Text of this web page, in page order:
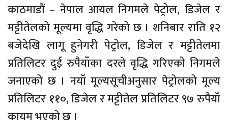
काठमाडौं – नेपाल आयल निगमले पेट्रोल, डिजेल र
मट्टीतेलको मूल्यमा वृद्धि गरेको छ । शनिबार राति १२
बजेदेखि लागू हुनेगरी पेट्रोल, डिजेल र मट्टीतेलमा
प्रतिलिटर दुई रुपैयाँका दरले वृद्धि गरिएको निगमले
जनाएको छ । नयाँ मूल्यसूचीअनुसार पेट्रोलको मूल्य
प्रतिलिटर ११०, डिजेल र मट्टीतेल प्रतिलिटर ९७ रुपैयाँ
कायम भएको छ ।